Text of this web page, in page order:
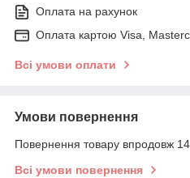
Оплата на рахунок
Оплата картою Visa,
Всі умови оплати
Умови повернення
Повернення товару впродовж 14
Всі умови повернення